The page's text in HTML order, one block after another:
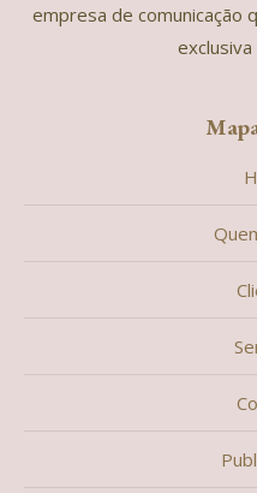
empresa de comunicação